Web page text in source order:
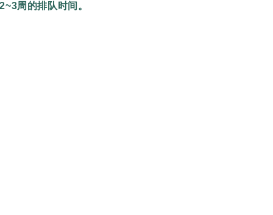
2~3周的排队时间。